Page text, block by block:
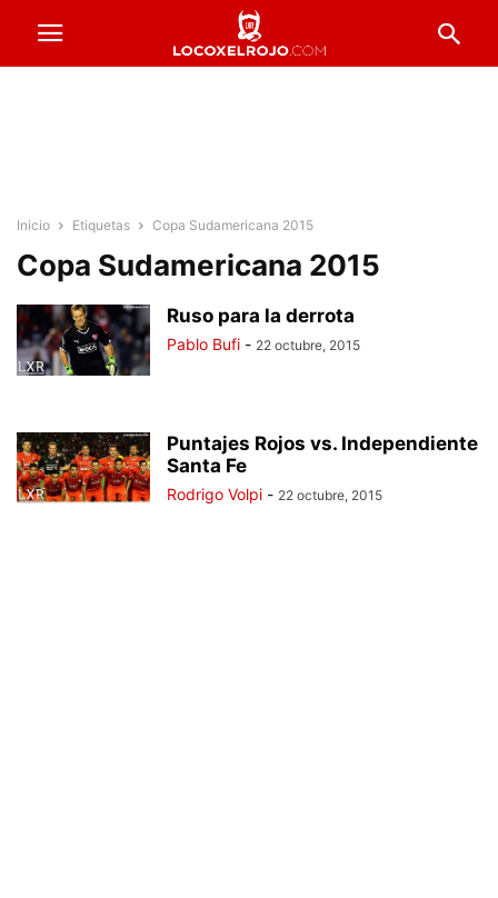
Inicio Etiquetas Copa Sudamericana 2015
Copa Sudamericana 2015
Ruso para la derrota
Pablo Bufi - 22 octubre, 2015
Puntajes Rojos vs. Independiente
Santa Fe
Rodrigo Volpi - 22 octubre, 2015